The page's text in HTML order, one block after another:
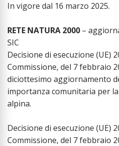
In vigore dal 16 marzo 2025.
RETE NATURA 2000 –
SIC
Decisione di esecuzione (UE)
Commissione, del 7 febbraio
diciottesimo aggiornamento
importanza comunitaria per
alpina.
Decisione di esecuzione (UE)
Commissione, del 7 febbraio